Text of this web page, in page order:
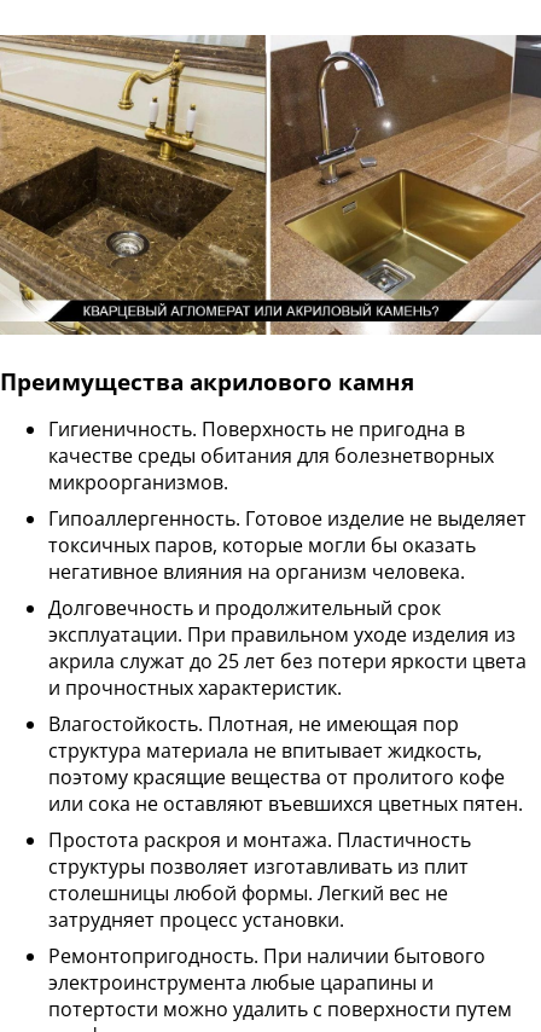
Преимущества акрилового камня
Гигиеничность. Поверхность не пригодна в
качестве среды обитания для болезнетворных
микроорганизмов.
Гипоаллергенность. Готовое изделие не выделяет
токсичных паров, которые могли бы оказать
негативное влияния на организм человека.
Долговечность и продолжительный срок
эксплуатации. При правильном уходе изделия из
акрила служат до 25 лет без потери яркости цвета
и прочностных характеристик.
Влагостойкость. Плотная, не имеющая пор
структура материала не впитывает жидкость,
поэтому красящие вещества от пролитого кофе
или сока не оставляют въевшихся цветных пятен.
Простота раскроя и монтажа. Пластичность
структуры позволяет изготавливать из плит
столешницы любой формы. Легкий вес не
затрудняет процесс установки.
Ремонтопригодность. При наличии бытового
электроинструмента любые царапины и
потертости можно удалить с поверхности путем